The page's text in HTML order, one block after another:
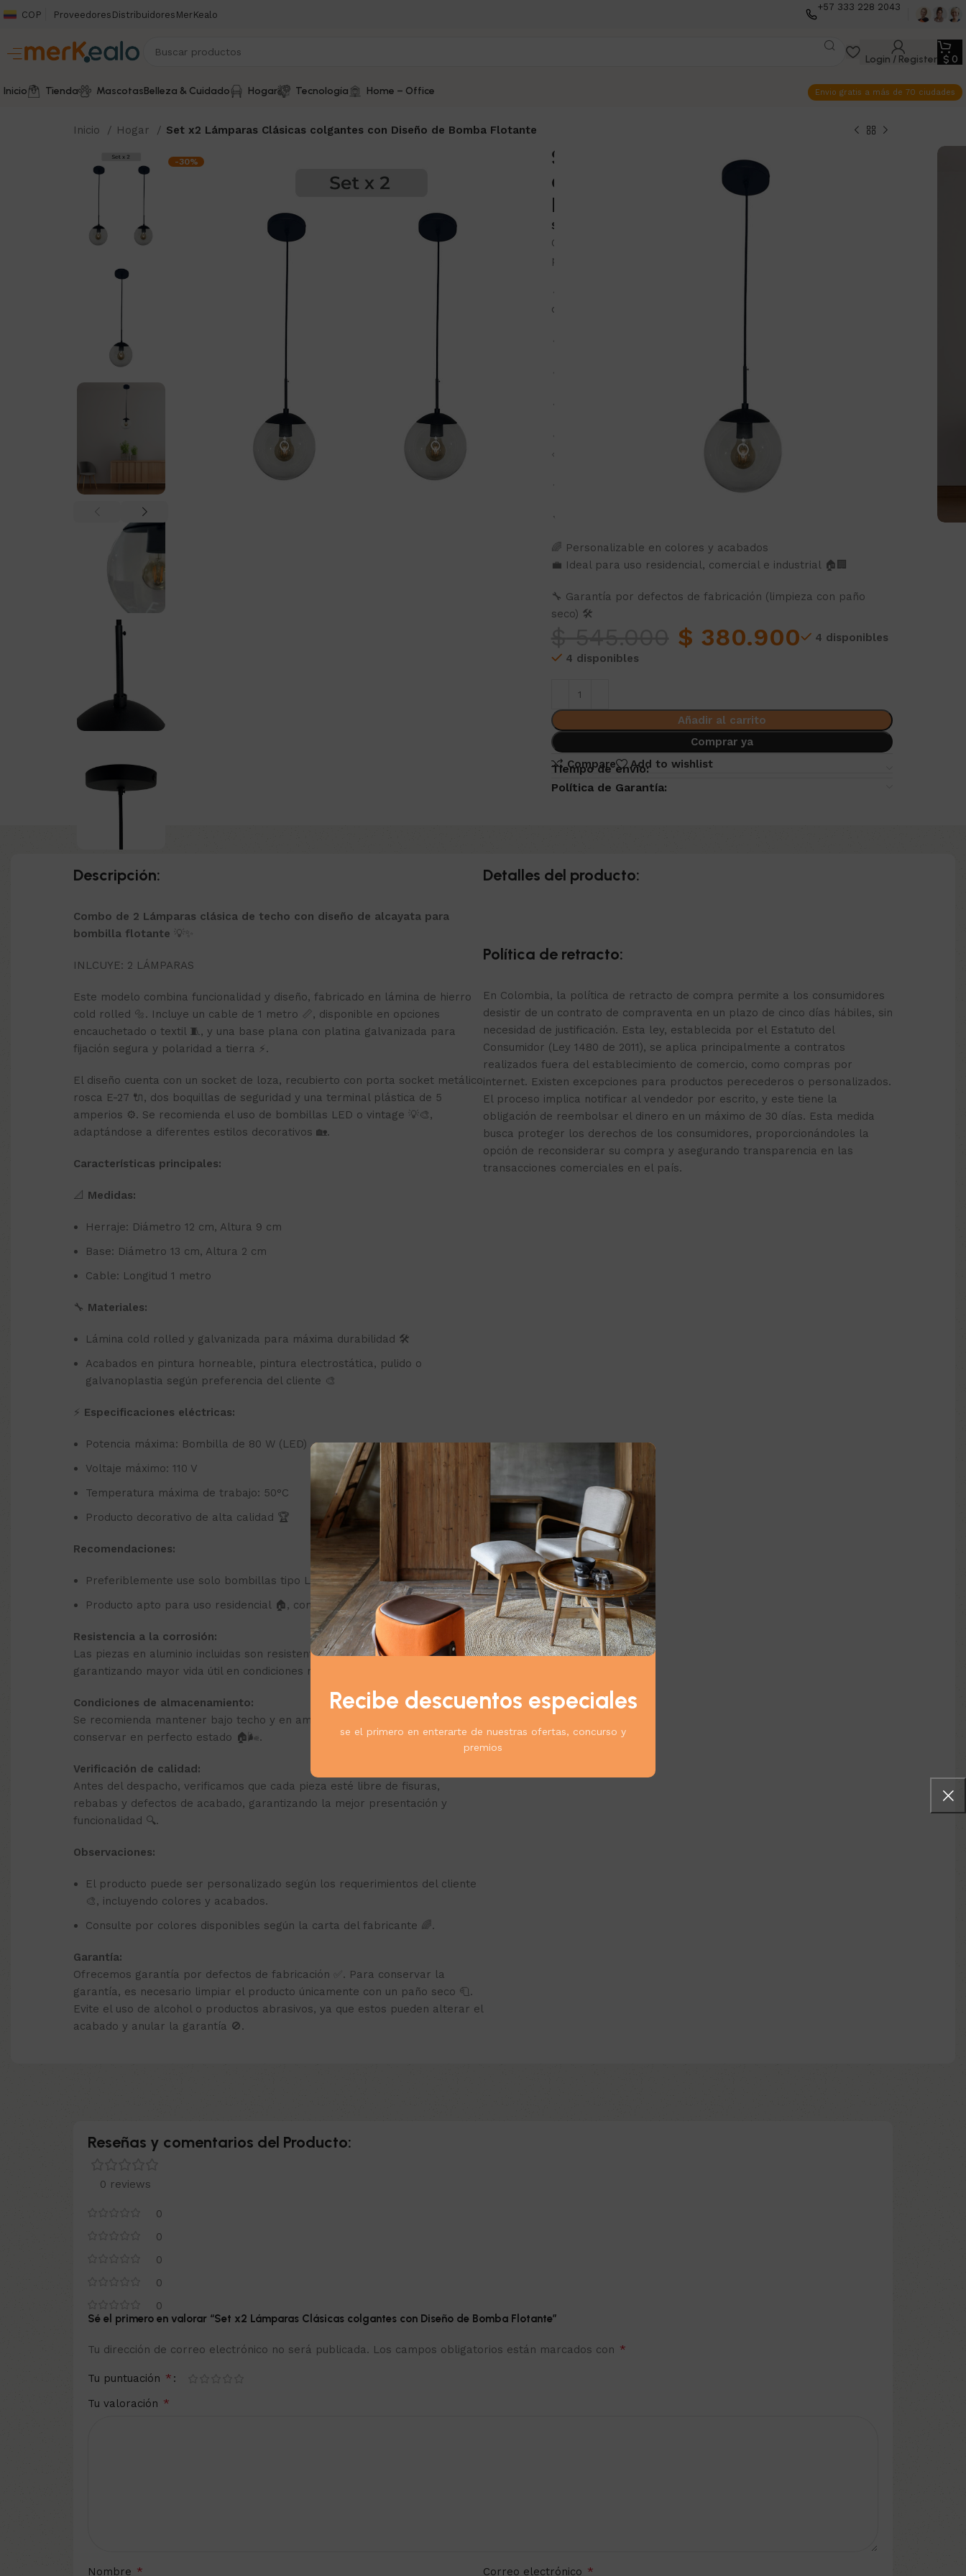
Recibe descuentos especiales
se el primero en enterarte de nuestras ofertas, concurso y
premios
COP Proveedores Distribuidores MerKealo
+57 333 228 2043
Login / Register $ 0
Inicio Tienda MascotasBelleza & Cuidado Hogar Tecnología Home – Office Envio gratis a más de 70 ciudades
Inicio Hogar Set x2 Lámparas Clásicas colgantes con Diseño de Bomba Flotante
-30%
Set x2 Lámparas Clásicas
colgantes con Diseño de
Bomba Flotante
SKU:
Combo de 2 Lámparas de techo clásica con diseño de alcayata
para bombilla flotante 💡✨
🔹 Material: Hierro cold rolled y galvanizado para mayor
durabilidad 🔩
🔹 Cable: 1 metro (encauchetado o textil) 📏
🔹 Socket de loza con rosca E-27 y 2 boquillas de seguridad ⚡
🔹 Recomendada para bombillas LED o vintage 💡🎨
🔹 Medidas: Herraje 12 cm de diámetro, Base 13 cm de diámetro
📏
🔹 Potencia máxima: 80W (LED) ⚡
🔹 Resistencia a la corrosión 💧
🌈 Personalizable en colores y acabados
💼 Ideal para uso residencial, comercial e industrial 🏠🏢
🔧 Garantía por defectos de fabricación (limpieza con paño
seco) 🛠
$ 380.900
4 disponibles
4 disponibles
Añadir al carrito
Comprar ya
Compare
Add to wishlist
Tiempo de envio:
Política de Garantía:
Descripción:
Combo de 2 Lámparas clásica de techo con diseño de alcayata para
bombilla flotante 💡✨
INLCUYE: 2 LÁMPARAS
Este modelo combina funcionalidad y diseño, fabricado en lámina de hierro
cold rolled 🔩. Incluye un cable de 1 metro 📏, disponible en opciones
encauchetado o textil 🧵, y una base plana con platina galvanizada para
fijación segura y polaridad a tierra ⚡.
El diseño cuenta con un socket de loza, recubierto con porta socket metálico
rosca E-27 🔌, dos boquillas de seguridad y una terminal plástica de 5
amperios ⚙️. Se recomienda el uso de bombillas LED o vintage 💡🎨,
adaptándose a diferentes estilos decorativos 🏡.
Características principales:
📐 Medidas:
Herraje: Diámetro 12 cm, Altura 9 cm
Base: Diámetro 13 cm, Altura 2 cm
Cable: Longitud 1 metro
🔧 Materiales:
Lámina cold rolled y galvanizada para máxima durabilidad 🛠
Acabados en pintura horneable, pintura electrostática, pulido o
galvanoplastia según preferencia del cliente 🎨
⚡ Especificaciones eléctricas:
Potencia máxima: Bombilla de 80 W (LED)
Voltaje máximo: 110 V
Temperatura máxima de trabajo: 50°C
Producto decorativo de alta calidad 🏆
Recomendaciones:
Preferiblemente use solo bombillas tipo LED 💡
Producto apto para uso residencial 🏠, comercial 🏢 e industrial 🏭
Resistencia a la corrosión:
Las piezas en aluminio incluidas son resistentes a la corrosión 🌧️,
garantizando mayor vida útil en condiciones normales.
Condiciones de almacenamiento:
Se recomienda mantener bajo techo y en ambientes libres de humedad para
conservar en perfecto estado 🏠🌬️.
Verificación de calidad:
Antes del despacho, verificamos que cada pieza esté libre de fisuras,
rebabas y defectos de acabado, garantizando la mejor presentación y
funcionalidad 🔍.
Observaciones:
El producto puede ser personalizado según los requerimientos del cliente
🎨, incluyendo colores y acabados.
Consulte por colores disponibles según la carta del fabricante 🌈.
Garantía:
Ofrecemos garantía por defectos de fabricación ✅. Para conservar la
garantía, es necesario limpiar el producto únicamente con un paño seco 🧻.
Evite el uso de alcohol o productos abrasivos, ya que estos pueden alterar el
acabado y anular la garantía 🚫.
Detalles del producto:
Política de retracto:
En Colombia, la política de retracto de compra permite a los consumidores
desistir de un contrato de compraventa en un plazo de cinco días hábiles, sin
necesidad de justificación. Esta ley, establecida por el Estatuto del
Consumidor (Ley 1480 de 2011), se aplica principalmente a contratos
realizados fuera del establecimiento de comercio, como compras por
internet. Existen excepciones para productos perecederos o personalizados.
El proceso implica notificar al vendedor por escrito, y este tiene la
obligación de reembolsar el dinero en un máximo de 30 días. Esta medida
busca proteger los derechos de los consumidores, proporcionándoles la
opción de reconsiderar su compra y asegurando transparencia en las
transacciones comerciales en el país.
Reseñas y comentarios del Producto:
0 reviews
0
0
0
0
0
Sé el primero en valorar “Set x2 Lámparas Clásicas colgantes con Diseño de Bomba Flotante”
Tu dirección de correo electrónico no será publicada. Los campos obligatorios están marcados con *
Tu puntuación *
Tu valoración *
Nombre * Correo electrónico *